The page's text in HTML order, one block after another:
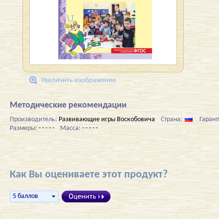
Увеличить изображение
Методические рекомендации
Производитель: Развивающие игры Воскобовича Страна:
Размеры: - - - - - Масса: - - - - -
Как Вы оцениваете этот продукт?